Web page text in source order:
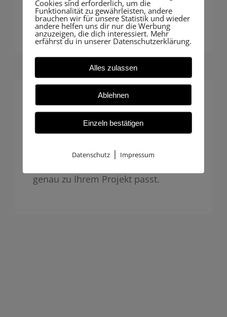
zukunftssicher.
Individuelle Betreuung
Insbesondere Hausbauer profitieren
von unserer persönlichen Beratung:
genau zu Ihrem Projekt passt.
Cookies sind erforderlich, um die
Funktionalität zu gewährleisten, andere
brauchen wir für unsere Statistik und wieder
andere helfen uns dir nur die Werbung
anzuzeigen, die dich interessiert. Mehr
erfährst du in unserer Datenschutzerklärung.
Alles zulassen
Ablehnen
Einzeln bestätigen
Datenschutz | Impressum